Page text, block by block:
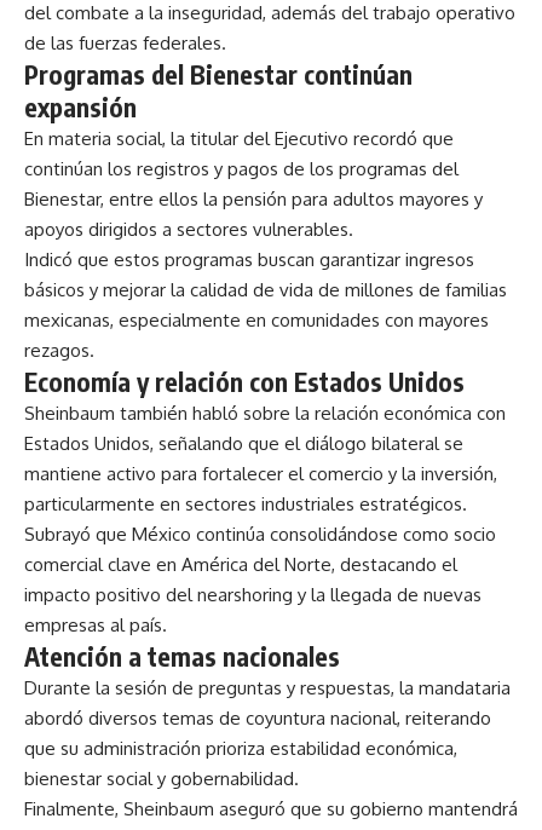
del combate a la inseguridad, además del trabajo operativo
de las fuerzas federales.
Programas del Bienestar continúan
expansión
En materia social, la titular del Ejecutivo recordó que
continúan los registros y pagos de los programas del
Bienestar, entre ellos la pensión para adultos mayores y
apoyos dirigidos a sectores vulnerables.
Indicó que estos programas buscan garantizar ingresos
básicos y mejorar la calidad de vida de millones de familias
mexicanas, especialmente en comunidades con mayores
rezagos.
Economía y relación con Estados Unidos
Sheinbaum también habló sobre la relación económica con
Estados Unidos, señalando que el diálogo bilateral se
mantiene activo para fortalecer el comercio y la inversión,
particularmente en sectores industriales estratégicos.
Subrayó que México continúa consolidándose como socio
comercial clave en América del Norte, destacando el
impacto positivo del nearshoring y la llegada de nuevas
empresas al país.
Atención a temas nacionales
Durante la sesión de preguntas y respuestas, la mandataria
abordó diversos temas de coyuntura nacional, reiterando
que su administración prioriza estabilidad económica,
bienestar social y gobernabilidad.
Finalmente, Sheinbaum aseguró que su gobierno mantendrá